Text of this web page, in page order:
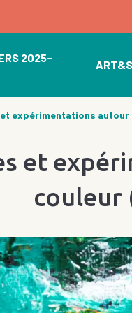
2025-
expérimentations autour
et
couleur